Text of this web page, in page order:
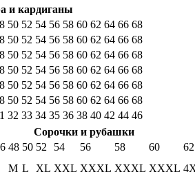
и кардиганы
50 52 54 56 58 60 62 64 66 68
50 52 54 56 58 60 62 64 66 68
50 52 54 56 58 60 62 64 66 68
50 52 54 56 58 60 62 64 66 68
50 52 54 56 58 60 62 64 66 68
50 52 54 56 58 60 62 64 66 68
32 33 34 35 36 38 40 42 44 46
Сорочки и рубашки
48 50 52 54 56 58 60
62
M L XL XXL XXXL XXXL XXXL